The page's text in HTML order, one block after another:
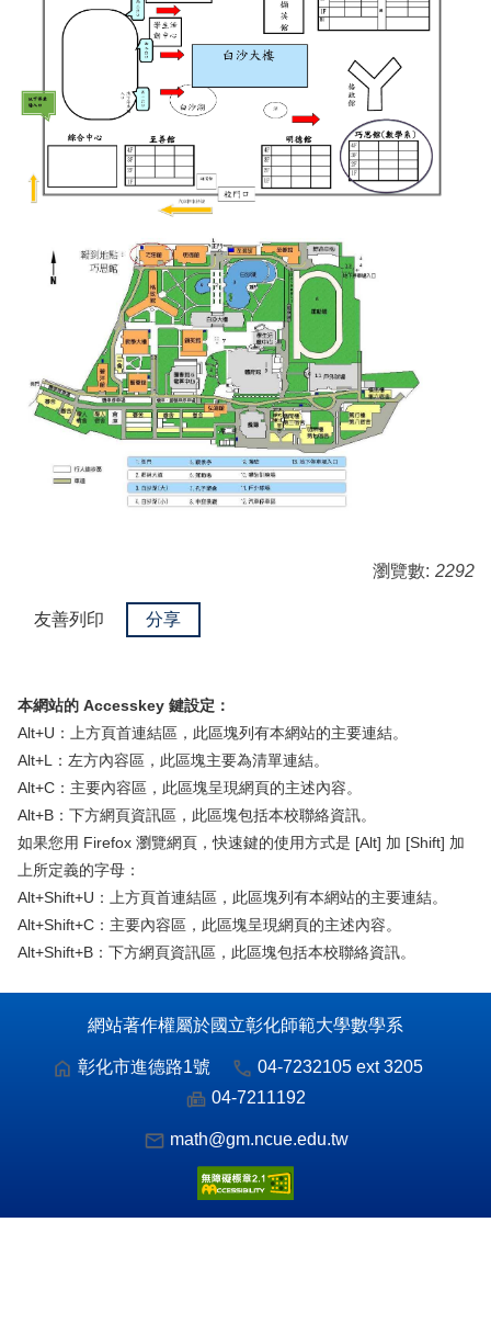
瀏覽數: 2292
友善列印 （另開新視窗）
分享
本網站的 Accesskey 鍵設定：
Alt+U：上方頁首連結區，此區塊列有本網站的主要連結。
Alt+L：左方內容區，此區塊主要為清單連結。
Alt+C：主要內容區，此區塊呈現網頁的主述內容。
Alt+B：下方網頁資訊區，此區塊包括本校聯絡資訊。
如果您用 Firefox 瀏覽網頁，快速鍵的使用方式是 [Alt] 加 [Shift] 加
上所定義的字母：
Alt+Shift+U：上方頁首連結區，此區塊列有本網站的主要連結。
Alt+Shift+C：主要內容區，此區塊呈現網頁的主述內容。
Alt+Shift+B：下方網頁資訊區，此區塊包括本校聯絡資訊。
網站著作權屬於國立彰化師範大學數學系
彰化市進德路1號
04-7232105 ext 3205
04-7211192
math@gm.ncue.edu.tw